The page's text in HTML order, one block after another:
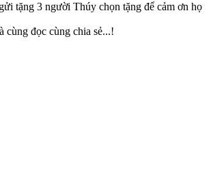
tặng 3 người Thúy chọn tặng để cảm ơn họ
cùng đọc cùng chia sẻ...!